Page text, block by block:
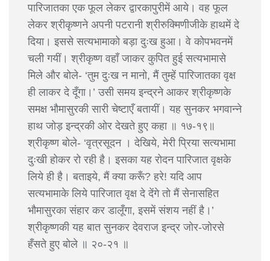
पारिजातका एक फूल लेकर द्वारकापुरीमें आये। वह फूल
लेकर श्रीकृष्णने अपनी पटरानी श्रीरुक्मिणीजीके हाथमें दे
दिया। इससे सत्यभामाको बड़ा दुःख हुआ। वे कोपभवनमें
चली गयीं। श्रीकृष्ण वहाँ जाकर कुपित हुई सत्यभामासे
मिले और बोले- ‘तुम दुःख न मानो, मैं तुम्हें पारिजातका वृक्ष
ही लाकर दे दूँगा।’ उसी समय इन्द्रने आकर श्रीकृष्णके
समक्ष भौमासुरकी सारी चेष्टाएँ बतायीं। यह सुनकर भगवान्ने
हाथ जोड़ इन्द्रकी ओर देखते हुए कहा ॥ १७-१९॥
श्रीकृष्ण बोले- ‘वृत्रसूदन । देखिये, मेरी प्रिया सत्यभामा
दुःखी होकर रो रही है। इसका यह रोदन पारिजात वृक्षके
लिये ही है। बताइये, मैं क्या करूँ? हरे! यदि आप
सत्यभामाके लिये पारिजात वृक्ष दे देंगे तो मैं सेनासहित
भौमासुरका संहार कर डालूँगा, इसमें संशय नहीं है।’
श्रीकृष्णकी यह बात सुनकर देवराज इन्द्र जोर-जोरसे
हँसते हुए बोले ॥ २०-२१ ॥